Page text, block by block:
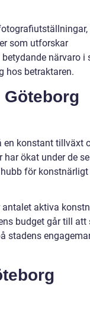
som utforskar
närvaro i
hos betraktaren.
en konstant tillväxt
ökat under de
för konstnärligt
aktiva
budget går till att
stadens